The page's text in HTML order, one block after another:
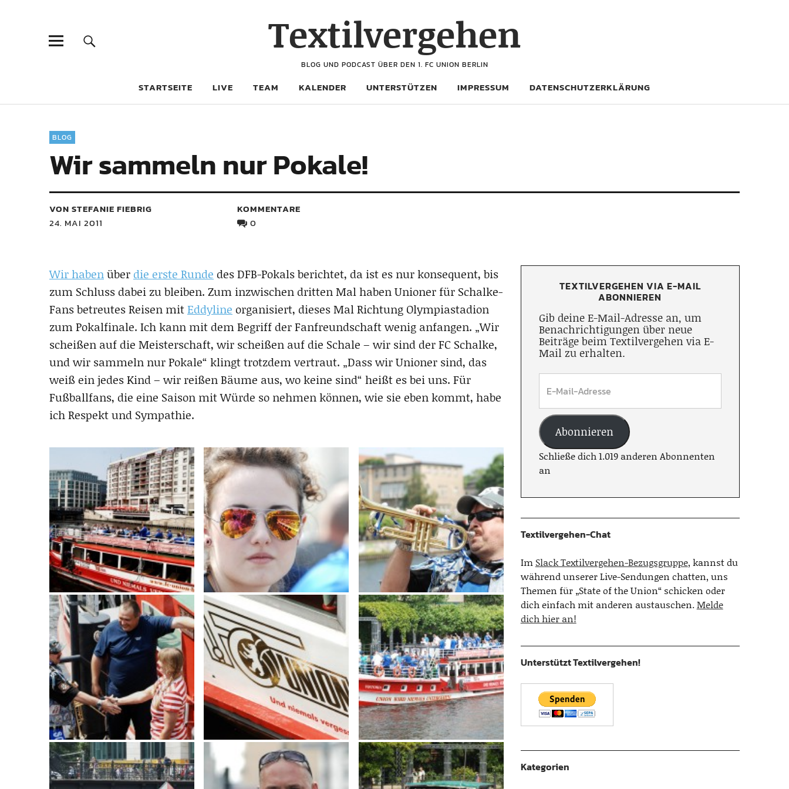
Textilvergehen
BLOG UND PODCAST ÜBER DEN 1. FC UNION BERLIN
STARTSEITE LIVE TEAM KALENDER UNTERSTÜTZEN IMPRESSUM DATENSCHUTZERKLÄRUNG
BLOG
Wir sammeln nur Pokale!
VON STEFANIE FIEBRIG
24. MAI 2011
KOMMENTARE
0
Wir habenüber die erste Runde des DFB-Pokals berichtet, da ist es nur konsequent, bis
zum Schluss dabei zu bleiben. Zum inzwischen dritten Mal haben Unioner für Schalke-
Fans betreutes Reisen mitEddyline organisiert, dieses Mal Richtung Olympiastadion
zum Pokalfinale. Ich kann mit dem Begriff der Fanfreundschaft wenig anfangen. „Wir
scheißen auf die Meisterschaft, wir scheißen auf die Schale – wir sind der FC Schalke,
und wir sammeln nur Pokale“ klingt trotzdem vertraut. „Dass wir Unioner sind, das
weiß ein jedes Kind – wir reißen Bäume aus, wo keine sind“ heißt es bei uns. Für
Fußballfans, die eine Saison mit Würde so nehmen können, wie sie eben kommt, habe
ich Respekt und Sympathie.
TEXTILVERGEHEN VIA E-MAIL
ABONNIEREN
Gib deine E-Mail-Adresse an, um
Benachrichtigungen über neue
Beiträge beim Textilvergehen via E-
Mail zu erhalten.
Abonnieren
Schließe dich 1.019 anderen Abonnenten
an
Textilvergehen-Chat
Im Slack Textilvergehen-Bezugsgruppe, kannst du
während unserer Live-Sendungen chatten, uns
Themen für „State of the Union“ schicken oder
dich einfach mit anderen austauschen.Melde
dich hier an!
Unterstützt Textilvergehen!
Kategorien